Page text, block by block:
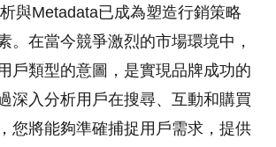
與Metadata已成為塑造行銷策略
。在當今競爭激烈的市場環境中，
戶類型的意圖，是實現品牌成功的
深入分析用戶在搜尋、互動和購買
您將能夠準確捕捉用戶需求，提供